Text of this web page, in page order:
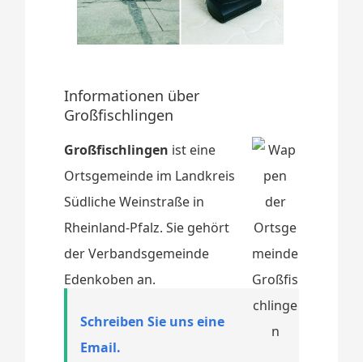
Informationen über
Großfischlingen
Großfischlingen ist eine
Ortsgemeinde im Landkreis
Südliche Weinstraße in
Rheinland-Pfalz. Sie gehört
der Verbandsgemeinde
Edenkoben an.
Schreiben Sie uns eine
Email.